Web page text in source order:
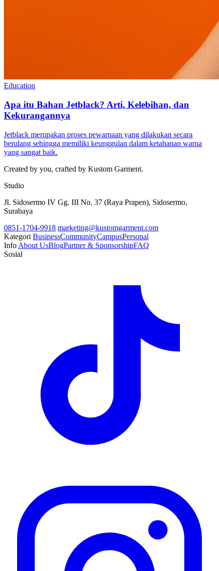
Education
Apa itu Bahan Jetblack? Arti, Kelebihan, dan
Kekurangannya
Jetblack merupakan proses pewarnaan yang dilakukan secara
berulang sehingga memiliki keunggulan dalam ketahanan warna
yang sangat baik.
Created by you, crafted by Kustom Garment.
Studio
Jl. Sidosermo IV Gg. III No. 37 (Raya Prapen), Sidosermo,
Surabaya
0851-1704-9918 marketing@kustomgarment.com
Kategori BusinessCommunityCampusPersonal
Info About UsBlogPartner & SponsorshipFAQ
Sosial